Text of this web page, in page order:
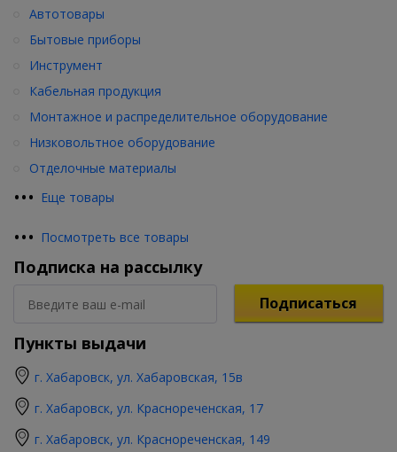
••• Еще товары
Автотовары
Бытовые приборы
Инструмент
Кабельная продукция
Монтажное и распределительное оборудование
Низковольтное оборудование
Отделочные материалы
••• Посмотреть все товары
Подписка на рассылку
Подписаться
Пункты выдачи
г. Хабаровск, ул. Хабаровская, 15в
г. Хабаровск, ул. Краснореченская, 17
г. Хабаровск, ул. Краснореченская, 149